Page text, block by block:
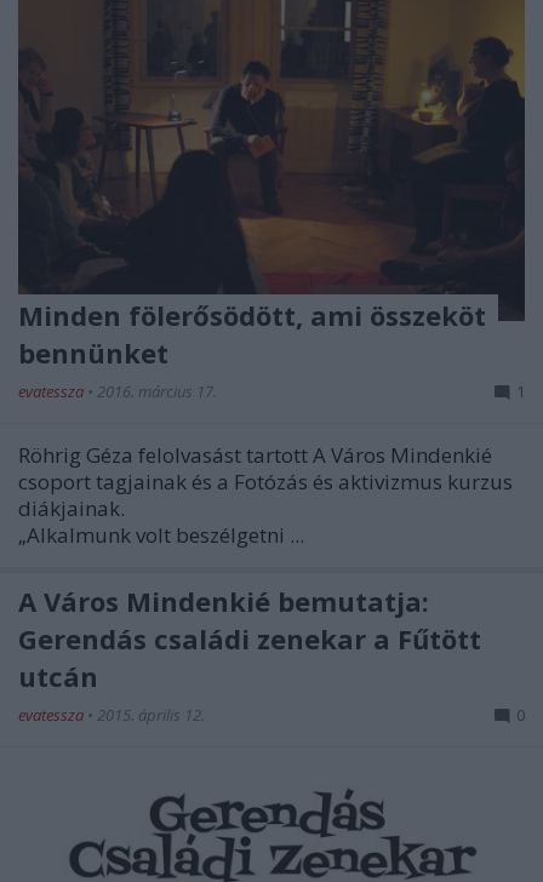
Minden fölerősödött, ami összeköt
bennünket
evatessza • 2016. március 17. 1
Röhrig Géza felolvasást tartott A Város Mindenkié
csoport tagjainak és a Fotózás és aktivizmus kurzus
diákjainak.
„Alkalmunk volt beszélgetni ...
A Város Mindenkié bemutatja:
Gerendás családi zenekar a Fűtött
utcán
evatessza • 2015. április 12. 0